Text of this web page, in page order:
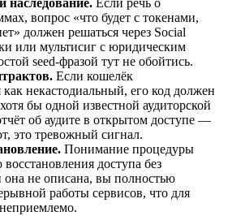
наследование. Если речь о
вопрос «что будет с токенами,
должен решаться через Social
или мультисиг с юридическим
seed-фразой тут не обойтись.
Если кошелёк
некастодиальный, его код должен
бы одной известной аудиторской
об аудите в открытом доступе —
это тревожный сигнал.
Понимание процедуры
восстановления доступа без
она не описана, вы полностью
работы сервисов, что для